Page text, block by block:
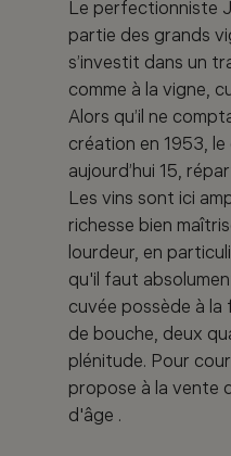
Le perfectionniste
partie des grands
s’investit dans un
comme à la vigne,
Alors qu’il ne
création en 1953,
aujourd’hui 15,
Les vins sont ici
richesse bien
lourdeur, en
qu'il faut
cuvée possède à la
de bouche, deux
plénitude. Pour
propose à la vente
d'âge .